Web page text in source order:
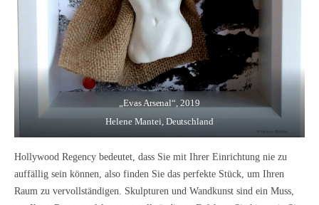
„Evas Arsenal“, 2019
Helene Mantei, Deutschland
Hollywood Regency bedeutet, dass Sie mit Ihrer Einrichtung nie zu
auffällig sein können, also finden Sie das perfekte Stück, um Ihren
Raum zu vervollständigen. Skulpturen und Wandkunst sind ein Muss,